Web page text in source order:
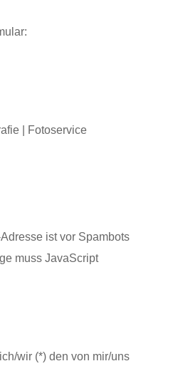
| Fotoservice
ist vor Spambots
muss JavaScript
wir (*) den von mir/uns